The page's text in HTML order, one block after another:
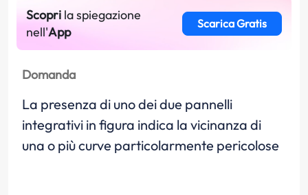
Scopri la spiegazione
nell'App
Scarica Gratis
Domanda
La presenza di uno dei due pannelli
integrativi in figura indica la vicinanza di
una o più curve particolarmente pericolose